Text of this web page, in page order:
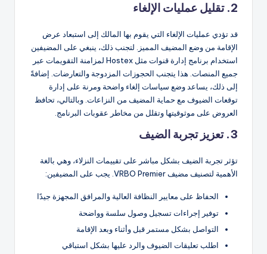
2. تقليل عمليات الإلغاء
قد تؤدي عمليات الإلغاء التي يقوم بها المالك إلى استبعاد عرض
الإقامة من وضع المضيف المميز. لتجنب ذلك، ينبغي على المضيفين
استخدام برنامج إدارة قنوات مثل Hostex لمزامنة التقويمات عبر
جميع المنصات. هذا يتجنب الحجوزات المزدوجة والتعارضات. إضافةً
إلى ذلك، يساعد وضع سياسات إلغاء واضحة ومرنة على إدارة
توقعات الضيوف مع حماية المضيف من النزاعات. وبالتالي، تحافظ
العروض على موثوقيتها وتقلل من مخاطر عقوبات البرنامج.
3. تعزيز تجربة الضيف
تؤثر تجربة الضيف بشكل مباشر على تقييمات النزلاء، وهي بالغة
الأهمية لتصنيف مضيف VRBO Premier. يجب على المضيفين:
الحفاظ على معايير النظافة العالية والمرافق المجهزة جيدًا
توفير إجراءات تسجيل وصول سلسة وواضحة
التواصل بشكل مستمر قبل وأثناء وبعد الإقامة
اطلب تعليقات الضيوف والرد عليها بشكل استباقي